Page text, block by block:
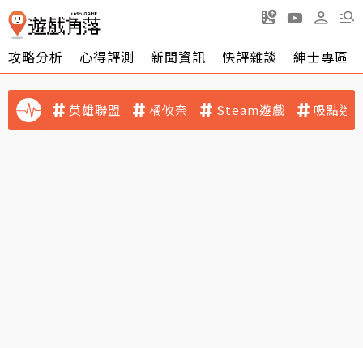
攻略分析 心得評測 新聞資訊 快評雜談 紳士專區
英雄聯盟 橘攸奈 Steam遊戲 吸點迷